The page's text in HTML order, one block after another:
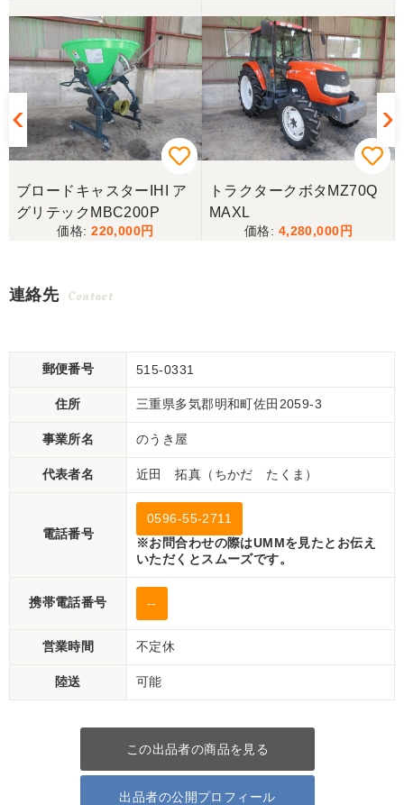
ブロードキャスターIHI ア
グリテックMBC200P
220,000
トラクタークボタMZ70Q
MAXL
4,280,000
連絡先 Contact
郵便番号 515-0331
住所 三重県多気郡明和町佐田2059-3
事業所名 のうき屋
代表者名 近田 拓真（ちかだ たくま）
電話番号
0596-55-2711
※お問合わせの際はUMMを見たとお伝え
いただくとスムーズです。
携帯電話番号 --
営業時間 不定休
陸送 可能
この出品者の商品を見る
出品者の公開プロフィール